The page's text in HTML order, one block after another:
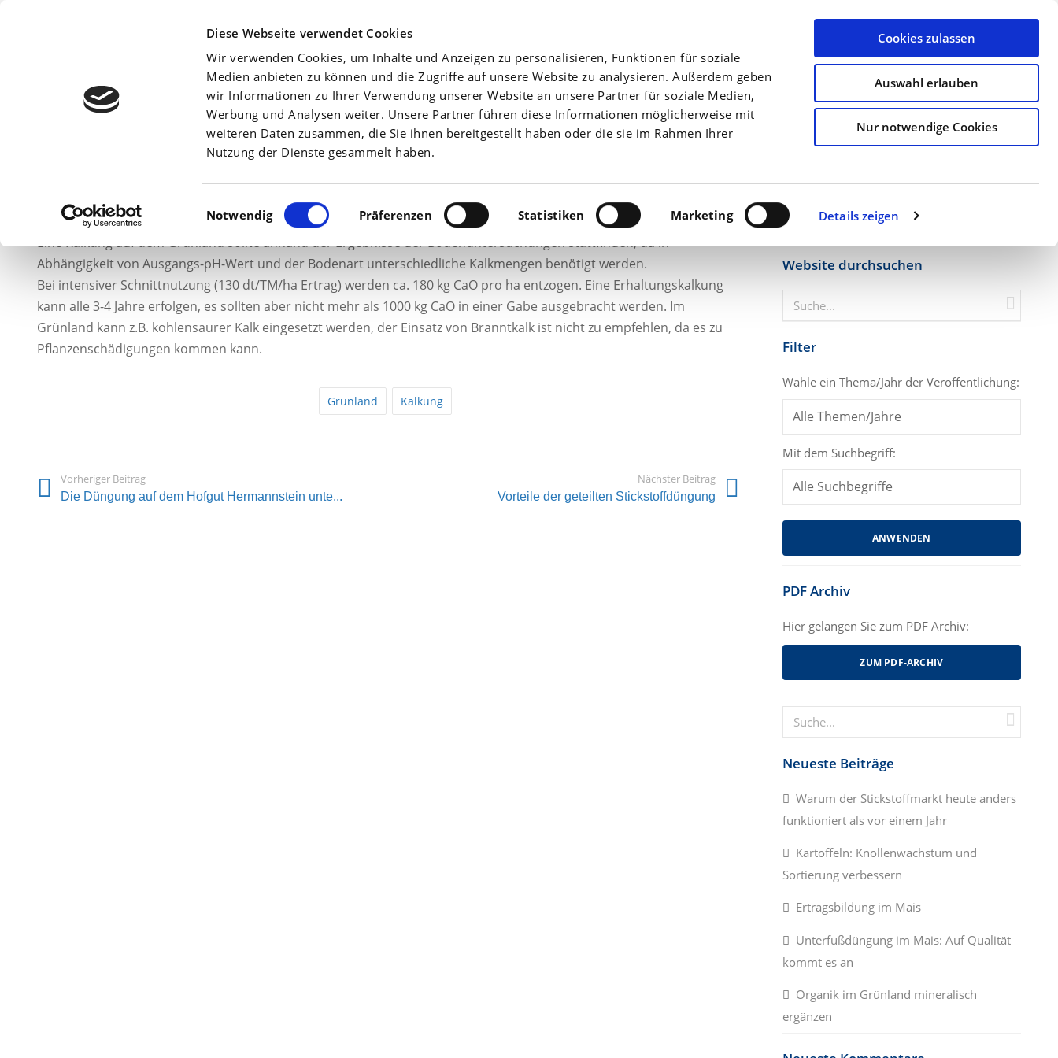
Diese Webseite verwendet Cookies
Wir verwenden Cookies, um Inhalte und Anzeigen zu personalisieren, Funktionen für soziale
Medien anbieten zu können und die Zugriffe auf unsere Website zu analysieren. Außerdem geben
wir Informationen zu Ihrer Verwendung unserer Website an unsere Partner für soziale Medien,
Werbung und Analysen weiter. Unsere Partner führen diese Informationen möglicherweise mit
weiteren Daten zusammen, die Sie ihnen bereitgestellt haben oder die sie im Rahmen Ihrer
Nutzung der Dienste gesammelt haben.
Einwilligungsauswahl
Notwendig Präferenzen Statistiken Marketing Details zeigen
Cookies zulassen
Auswahl erlauben
Nur notwendige Cookies
Ansprechpartner Über uns Termine
Aktuell Nährstoffe Düngung Kulturen Precision Farming
11. Dezember 2009 Startseite Wie hoch sollte meine Kalkung ...
Eine Kalkung auf dem Grünland sollte anhand der Ergebnisse der Bodenuntersuchungen stattfinden, da in
Abhängigkeit von Ausgangs-pH-Wert und der Bodenart unterschiedliche Kalkmengen benötigt werden.
Bei intensiver Schnittnutzung (130 dt/TM/ha Ertrag) werden ca. 180 kg CaO pro ha entzogen. Eine Erhaltungskalkung
kann alle 3-4 Jahre erfolgen, es sollten aber nicht mehr als 1000 kg CaO in einer Gabe ausgebracht werden. Im
Grünland kann z.B. kohlensaurer Kalk eingesetzt werden, der Einsatz von Branntkalk ist nicht zu empfehlen, da es zu
Pflanzenschädigungen kommen kann.
Grünland Kalkung
Vorheriger Beitrag
Die Düngung auf dem Hofgut Hermannstein unte...
Nächster Beitrag
Vorteile der geteilten Stickstoffdüngung
Website durchsuchen
Filter
Wähle ein Thema/Jahr der Veröffentlichung:
Mit dem Suchbegriff:
PDF Archiv
Hier gelangen Sie zum PDF Archiv:
ZUM PDF-ARCHIV
Neueste Beiträge
Warum der Stickstoffmarkt heute anders
funktioniert als vor einem Jahr
Kartoffeln: Knollenwachstum und
Sortierung verbessern
Ertragsbildung im Mais
Unterfußdüngung im Mais: Auf Qualität
kommt es an
Organik im Grünland mineralisch
ergänzen